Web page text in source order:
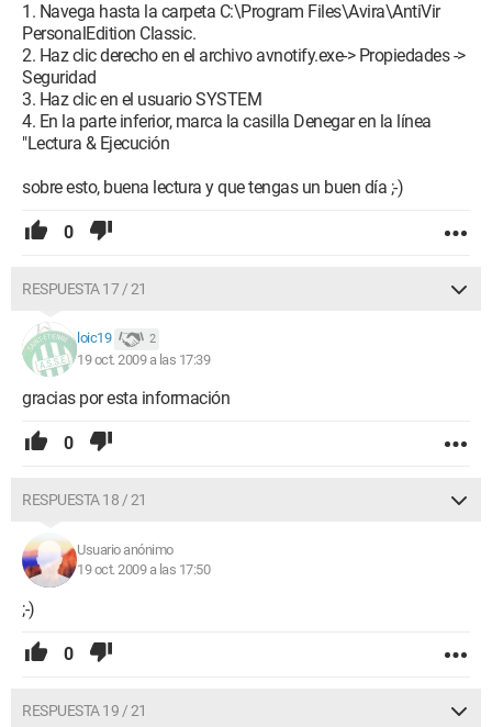
1. Navega hasta la carpeta C:\Program Files\Avira\AntiVir
PersonalEdition Classic.
2. Haz clic derecho en el archivo avnotify.exe-> Propiedades ->
Seguridad
3. Haz clic en el usuario SYSTEM
4. En la parte inferior, marca la casilla Denegar en la línea
"Lectura & Ejecución
sobre esto, buena lectura y que tengas un buen día ;-)
0
RESPUESTA 17 / 21
loic19 2
19 oct. 2009 a las 17:39
gracias por esta información
0
RESPUESTA 18 / 21
Usuario anónimo
19 oct. 2009 a las 17:50
;-)
0
RESPUESTA 19 / 21